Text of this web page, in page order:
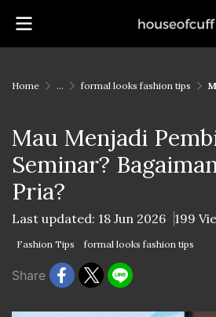
Home ... formal looks fashion tips
Mau Menjadi
Seminar?
Pria?
Last updated: 18 Jun 2026 199
Fashion Tips formal looks fashion tips
Share